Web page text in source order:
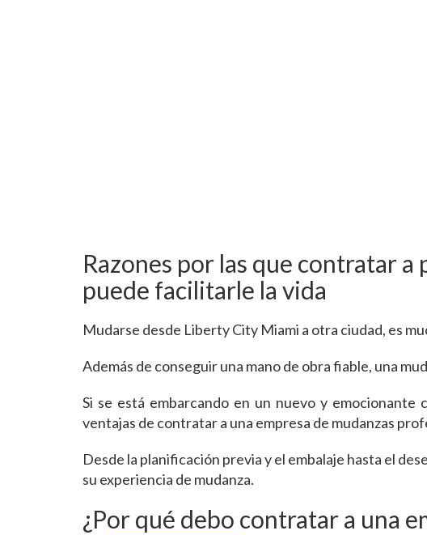
Razones por las que contratar
puede facilitarle la vida
Mudarse desde Liberty City Miami a otra ciudad, es
Además de conseguir una mano de obra fiable, una
Si se está embarcando en un nuevo y emocionante
ventajas de contratar a una empresa de mudanzas
Desde la planificación previa y el embalaje hasta el
su experiencia de mudanza.
¿Por qué debo contratar a una